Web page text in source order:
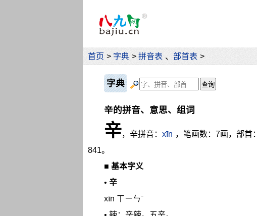
首页 > 字典 > 拼音表 、 部首表 >
字典
辛的拼音、意思、组词
辛，辛拼音： xīn ，笔画数：7画，部首：
841。
■ 基本字义
• 辛
xīn ㄒㄧㄣˉ